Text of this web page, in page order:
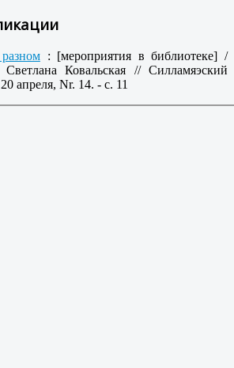
: [мероприятия в библиотеке] /
Ковальская // Силламяэский
апреля, Nr. 14. - с. 11